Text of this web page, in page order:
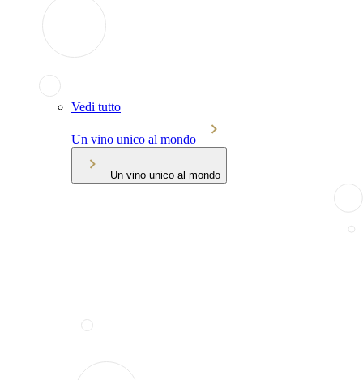
Vedi tutto
Un vino unico al mondo
Un vino unico al mondo